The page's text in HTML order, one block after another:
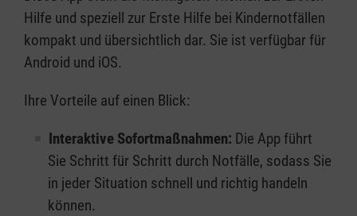
Hilfe und speziell zur Erste Hilfe bei Kindernotfällen
kompakt und übersichtlich dar. Sie ist verfügbar für
Android und iOS.
Ihre Vorteile auf einen Blick:
Interaktive Sofortmaßnahmen: Die App führt
Sie Schritt für Schritt durch Notfälle, sodass Sie
in jeder Situation schnell und richtig handeln
können.